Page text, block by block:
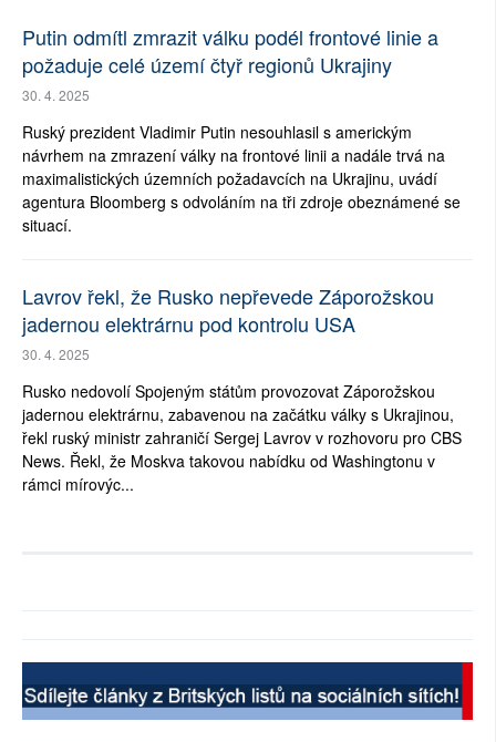
Putin odmítl zmrazit válku podél frontové linie a
požaduje celé území čtyř regionů Ukrajiny
30. 4. 2025
Ruský prezident Vladimir Putin nesouhlasil s americkým
návrhem na zmrazení války na frontové linii a nadále trvá na
maximalistických územních požadavcích na Ukrajinu, uvádí
agentura Bloomberg s odvoláním na tři zdroje obeznámené se
situací.
Lavrov řekl, že Rusko nepřevede Záporožskou
jadernou elektrárnu pod kontrolu USA
30. 4. 2025
Rusko nedovolí Spojeným státům provozovat Záporožskou
jadernou elektrárnu, zabavenou na začátku války s Ukrajinou,
řekl ruský ministr zahraničí Sergej Lavrov v rozhovoru pro CBS
News. Řekl, že Moskva takovou nabídku od Washingtonu v
rámci mírovýc...